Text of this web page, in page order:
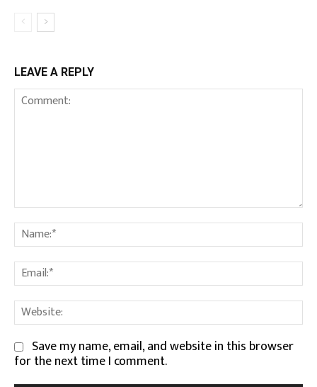
LEAVE A REPLY
Comment:
Save my name, email, and website in this browser
for the next time I comment.